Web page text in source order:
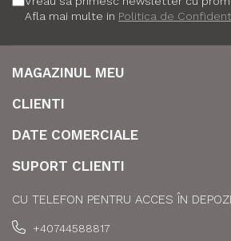
Afla mai multe in Politica de
MAGAZINUL MEU
CLIENTI
DATE COMERCIALE
SUPORT CLIENTI
CU TELEFON PENTRU ACCES ÎN
+40744588817